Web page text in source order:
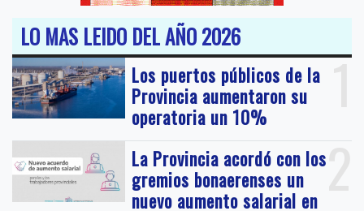
LO MAS LEIDO DEL AÑO 2026
1
Los puertos públicos de la
Provincia aumentaron su
operatoria un 10%
2
La Provincia acordó con los
gremios bonaerenses un
nuevo aumento salarial en